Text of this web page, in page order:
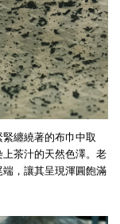
纏繞著的布巾中取
茶汁的天然色澤。老
，讓其呈現渾圓飽滿